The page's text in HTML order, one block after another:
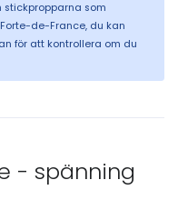
stickpropparna som
de-France, du kan
för att kontrollera om du
- spänning